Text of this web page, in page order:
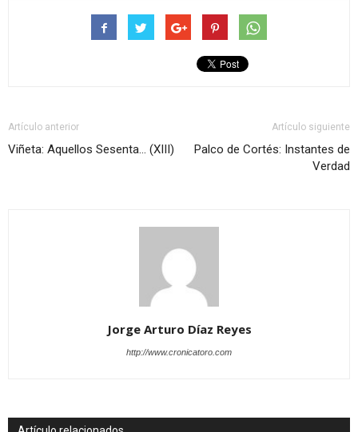
Artículo anterior
Viñeta: Aquellos Sesenta… (XIII)
Artículo siguiente
Palco de Cortés: Instantes de
Verdad
Jorge Arturo Díaz Reyes
http://www.cronicatoro.com